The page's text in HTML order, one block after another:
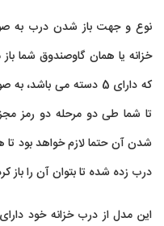
نوع و جهت باز شدن درب به
خزانه یا همان گاوصندوق شما
که دارای 5 دسته می
تا شما طی دو مرحله دو رمز
شدن آن حتما لازم خواهد بود تا
درب زده شده تا بتوان آن را باز
این مدل از درب خزانه خود